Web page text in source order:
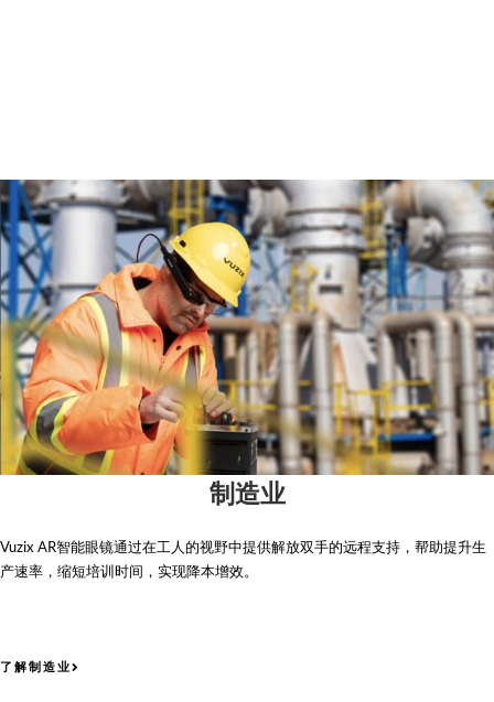
制造业
Vuzix AR智能眼镜通过在工人的视野中提供解放双手的远程支持，帮助提升生
产速率，缩短培训时间，实现降本增效。
了解制造业